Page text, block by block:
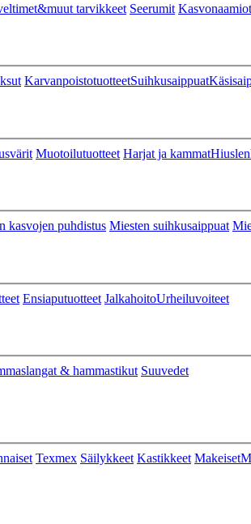
tarvikkeet Seerumit Kasvonaamiot
KarvanpoistotuotteetSuihkusaippuat
Muotoilutuotteet Harjat ja kammat
kasvojen puhdistus Miesten suihkusaippuat
Ensiaputuotteet JalkahoitoUrheiluvoiteet
& hammastikut Suuvedet
Texmex Säilykkeet Kastikkeet Makeiset